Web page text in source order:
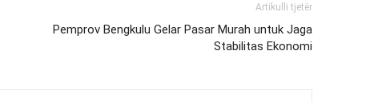
Artikulli tjetër
Pemprov Bengkulu Gelar Pasar Murah untuk Jaga
Stabilitas Ekonomi